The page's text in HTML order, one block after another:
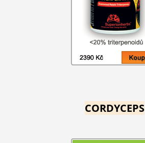
CORDYCEPS